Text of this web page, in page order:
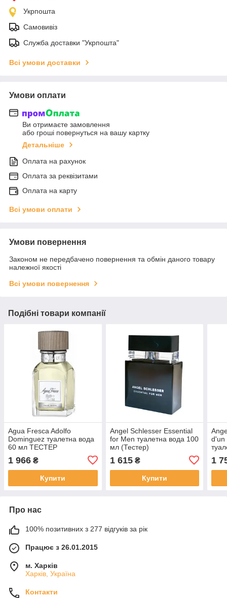
Укрпошта
Самовивіз
Служба доставки "Укрпошта"
Всі умови доставки
Умови оплати
Ви отримаєте замовлення
або гроші повернуться на вашу картку
Детальніше
Оплата на рахунок
Оплата за реквізитами
Оплата на карту
Всі умови оплати
Умови повернення
Законом не передбачено повернення та обмін даного товару
належної якості
Всі умови повернення
Подібні товари компанії
Agua Fresca Adolfo
Dominguez туалетна вода
60 мл ТЕСТЕР
1 966 ₴
Купити
Angel Schlesser Essential
for Men туалетна вода 100
мл (Тестер)
1 615₴
Купити
d'un
1
Про нас
100% позитивних з 277 відгуків за рік
Працює з 26.01.2015
м. Харків
Харків, Україна
Контакти